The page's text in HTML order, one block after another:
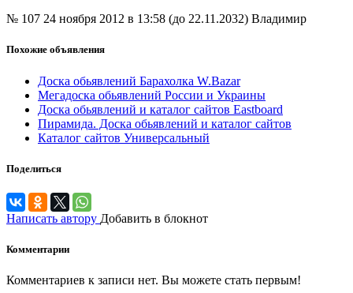
№ 107 24 ноября 2012 в 13:58 (до 22.11.2032) Владимир
Похожие объявления
Доска обьявлений Барахолка W.Bazar
Мегадоска обьявлений России и Украины
Доска обьявлений и каталог сайтов Eastboard
Пирамида. Доска обьявлений и каталог сайтов
Каталог сайтов Универсальный
Поделиться
Написать автору Добавить в блокнот
Комментарии
Комментариев к записи нет. Вы можете стать первым!